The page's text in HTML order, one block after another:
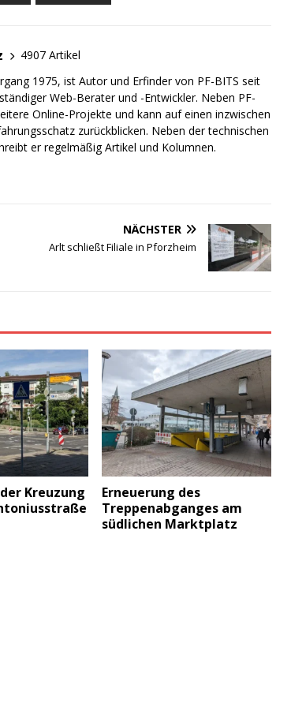
4907 Artikel
1975, ist Autor und Erfinder von PF-BITS seit
Web-Berater und -Entwickler. Neben PF-
Online-Projekte und kann auf einen inzwischen
zurückblicken. Neben der technischen
er regelmäßig Artikel und Kolumnen.
NÄCHSTER
Arlt schließt Filiale in Pforzheim
Kreuzung
Erneuerung des
Treppenabganges am
südlichen Marktplatz